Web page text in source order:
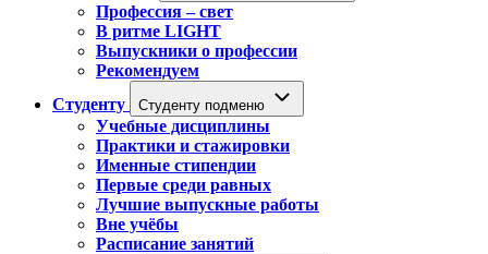
Профессия – свет
В ритме LIGHT
Выпускники о профессии
Рекомендуем
Студенту
Студенту подменю
Учебные дисциплины
Практики и стажировки
Именные стипендии
Первые среди равных
Лучшие выпускные работы
Вне учёбы
Расписание занятий